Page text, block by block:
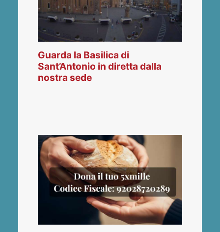
Guarda la Basilica di
Sant’Antonio in diretta dalla
nostra sede